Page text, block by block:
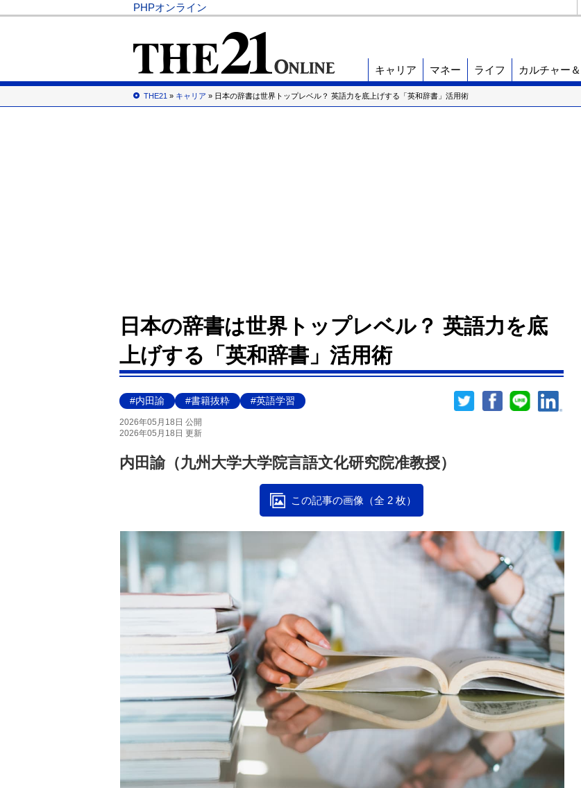
PHPオンライン
キャリア マネー ライフ カルチャー
THE21 » キャリア » 日本の辞書は世界トップレベル？ 英語力を底上げする「英和辞書」活用術
日本の辞書は世界トップレベル？ 英語力を底
上げする「英和辞書」活用術
#内田諭 #書籍抜粋 #英語学習
2026年05月18日 公開
2026年05月18日 更新
内田諭（九州大学大学院言語文化研究院准教授）
この記事の画像（全 2 枚）